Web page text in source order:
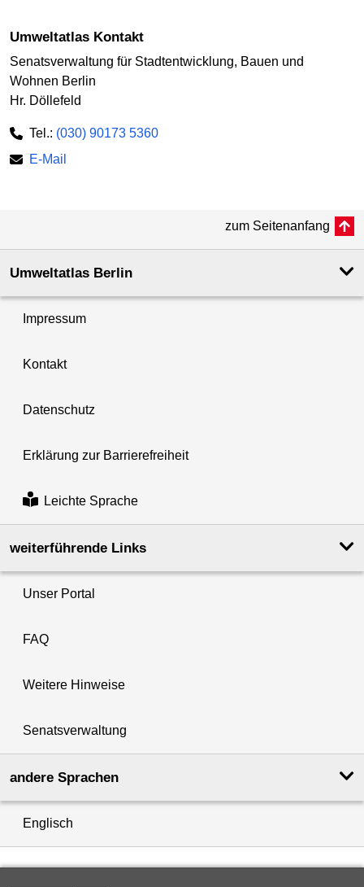
Umweltatlas Kontakt
Senatsverwaltung für Stadtentwicklung, Bauen und
Wohnen Berlin
Hr. Döllefeld
Tel.: (030) 90173 5360
E-Mail
zum Seitenanfang
Umweltatlas Berlin
Impressum
Kontakt
Datenschutz
Erklärung zur Barrierefreiheit
Leichte Sprache
weiterführende Links
Unser Portal
FAQ
Weitere Hinweise
Senatsverwaltung
andere Sprachen
Englisch